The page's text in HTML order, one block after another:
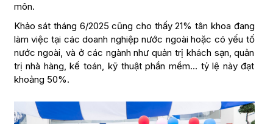
môn.
Khảo sát tháng 6/2025 cũng cho thấy 21% tân khoa đang
làm việc tại các doanh nghiệp nước ngoài hoặc có yếu tố
nước ngoài, và ở các ngành như quản trị khách sạn, quản
trị nhà hàng, kế toán, kỹ thuật phần mềm… tỷ lệ này đạt
khoảng 50%.